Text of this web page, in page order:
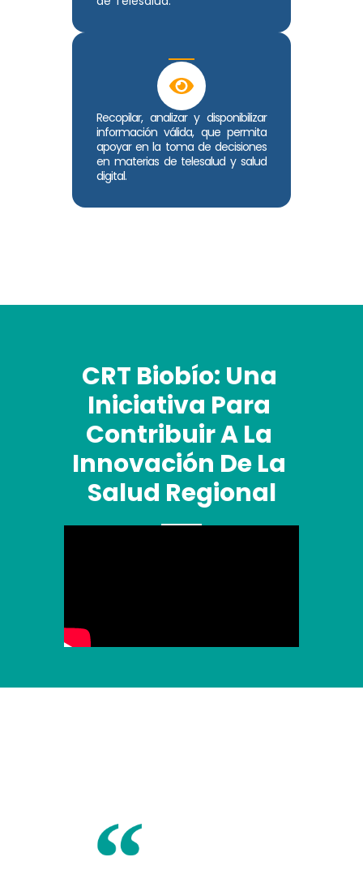
Recopilar, analizar y disponibilizar
información válida, que permita
apoyar en la toma de decisiones
en materias de telesalud y salud
digital.
CRT Biobío: Una
Iniciativa Para
Contribuir A La
Innovación De La
Salud Regional